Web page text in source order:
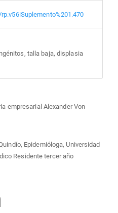
talla baja, displasia
empresarial Alexander Von
Epidemióloga, Universidad
Residente tercer año